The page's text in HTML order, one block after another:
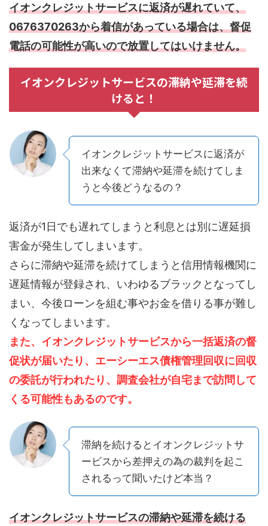
イオンクレジットサービスに返済が遅れていて、
0676370263から着信があっている場合は、督促
電話の可能性が高いので放置してはいけません。
イオンクレジットサービスの滞納や延滞を続
けると！
イオンクレジットサービスに返済が
出来なくて滞納や延滞を続けてしま
うと今後どうなるの？
返済が1日でも遅れてしまうと利息とは別に遅延損
害金が発生してしまいます。
さらに滞納や延滞を続けてしまうと信用情報機関に
遅延情報が登録され、いわゆるブラックとなってし
まい、今後ローンを組む事やお金を借りる事が難し
くなってしまいます。
また、イオンクレジットサービスから一括返済の督
促状が届いたり、エーシーエス債権管理回収に回収
の委託が行われたり、調査会社が自宅まで訪問して
くる可能性もあるのです。
滞納を続けるとイオンクレジットサ
ービスから差押えの為の裁判を起こ
されるって聞いたけど本当？
イオンクレジットサービスの滞納や延滞を続ける